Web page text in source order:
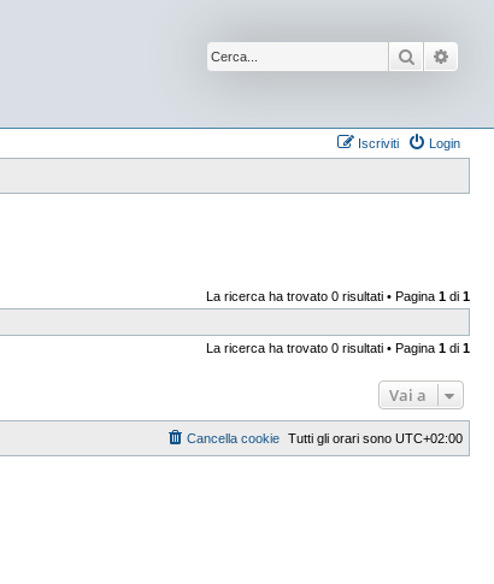
Cerca
Login
Iscriviti
La ricerca ha trovato 0 risultati • Pagina 1 di 1
La ricerca ha trovato 0 risultati • Pagina 1 di 1
Vai a
Tutti gli orari sono UTC+02:00
Cancella cookie